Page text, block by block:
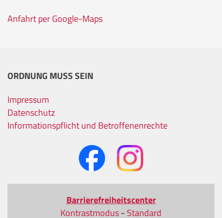
Anfahrt per Google-Maps
ORDNUNG MUSS SEIN
Impressum
Datenschutz
Informationspflicht und Betroffenenrechte
Barrierefreiheitscenter
Kontrastmodus- Standard